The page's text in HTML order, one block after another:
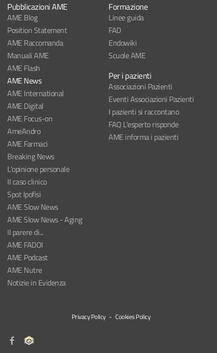
Pubblicazioni AME
AME Blog
Position Statement
AME Raccomanda
Manuali AME
AME Flash
AME News
AME International
AME Digital
AME Focus-on
AmeAndro
AME Farmaci
Breaking News
L'opinione personale
Il caso clinico
Spot Ipofisi
AME Slow News
AME Slow News - Aging
Il parere di...
AME FADOI
AME Podcast
AME Nutre
Notizie in Evidenza
Formazione
Linee guida
FAD
Endowiki
Scuole AME
Per i pazienti
Associazioni Pazienti
Eventi Associazioni Pazienti
I pazienti si raccontano
FAQ L'esperto risponde
AME informa i pazienti
Privacy Policy-Cookies Policy